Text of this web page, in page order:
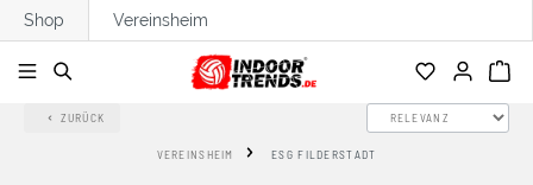
springen
Shop Vereinsheim
ZURÜCK
VEREINSHEIM ESG FILDERSTADT